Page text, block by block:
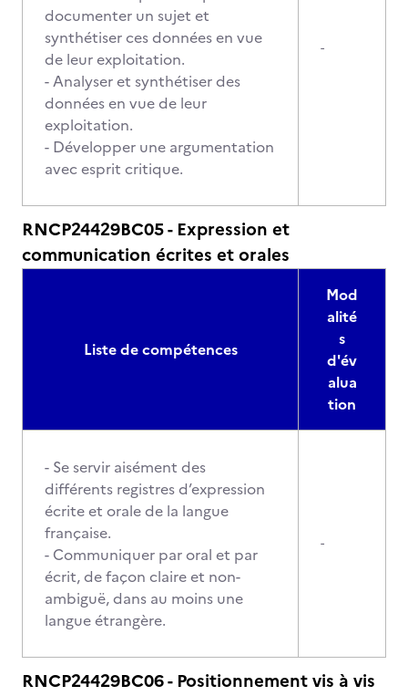
documenter un sujet et
synthétiser ces données en vue
de leur exploitation.
- Analyser et synthétiser des
données en vue de leur
exploitation.
- Développer une argumentation
avec esprit critique.
-
RNCP24429BC05 - Expression et
communication écrites et orales
Liste de compétences
Mod
alité
s
d'év
alua
tion
- Se servir aisément des
différents registres d’expression
écrite et orale de la langue
française.
- Communiquer par oral et par
écrit, de façon claire et non-
ambiguë, dans au moins une
langue étrangère.
-
RNCP24429BC06 - Positionnement vis à vis